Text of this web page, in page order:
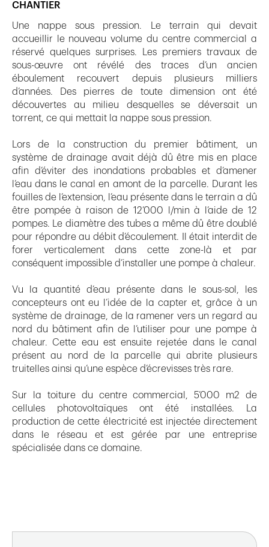
CHANTIER
Une nappe sous pression. Le terrain qui devait
accueillir le nouveau volume du centre commercial a
réservé quelques surprises. Les premiers travaux de
sous-œuvre ont révélé des traces d’un ancien
éboulement recouvert depuis plusieurs milliers
d’années. Des pierres de toute dimension ont été
découvertes au milieu desquelles se déversait un
torrent, ce qui mettait la nappe sous pression.
Lors de la construction du premier bâtiment, un
système de drainage avait déjà dû être mis en place
afin d’éviter des inondations probables et d’amener
l’eau dans le canal en amont de la parcelle. Durant les
fouilles de l’extension, l’eau présente dans le terrain a dû
être pompée à raison de 12’000 l/min à l’aide de 12
pompes. Le diamètre des tubes a même dû être doublé
pour répondre au débit d’écoulement. Il était interdit de
forer verticalement dans cette zone-là et par
conséquent impossible d’installer une pompe à chaleur.
Vu la quantité d’eau présente dans le sous-sol, les
concepteurs ont eu l’idée de la capter et, grâce à un
système de drainage, de la ramener vers un regard au
nord du bâtiment afin de l’utiliser pour une pompe à
chaleur. Cette eau est ensuite rejetée dans le canal
présent au nord de la parcelle qui abrite plusieurs
truitelles ainsi qu’une espèce d’écrevisses très rare.
Sur la toiture du centre commercial, 5’000 m2 de
cellules photovoltaïques ont été installées. La
production de cette électricité est injectée directement
dans le réseau et est gérée par une entreprise
spécialisée dans ce domaine.